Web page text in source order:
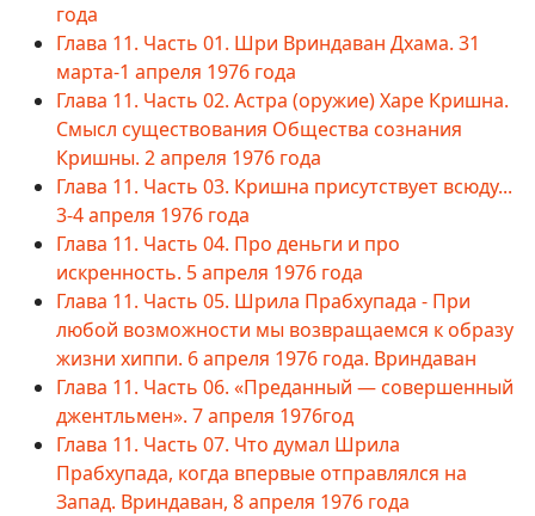
года
Глава 11. Часть 01. Шри Вриндаван Дхама. 31
марта-1 апреля 1976 года
Глава 11. Часть 02. Астра (оружие) Харе Кришна.
Смысл существования Общества сознания
Кришны. 2 апреля 1976 года
Глава 11. Часть 03. Кришна присутствует всюду...
3-4 апреля 1976 года
Глава 11. Часть 04. Про деньги и про
искренность. 5 апреля 1976 года
Глава 11. Часть 05. Шрила Прабхупада - При
любой возможности мы возвращаемся к образу
жизни хиппи. 6 апреля 1976 года. Вриндаван
Глава 11. Часть 06. «Преданный — совершенный
джентльмен». 7 апреля 1976год
Глава 11. Часть 07. Что думал Шрила
Прабхупада, когда впервые отправлялся на
Запад. Вриндаван, 8 апреля 1976 года